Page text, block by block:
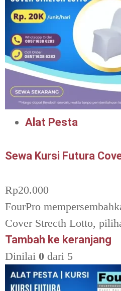
Alat Pesta
Sewa Kursi Futura
Rp20.000
FourPro
Cover Strecth Lotto,
Tambah ke keranjang
Dinilai 0 dari 5